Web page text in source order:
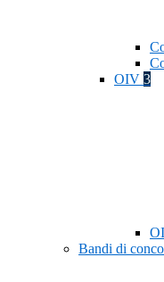
OIV 3
Bandi di